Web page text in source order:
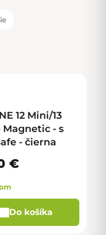
12 Mini/13
Magnetic - s
- čierna
€
Do košíka